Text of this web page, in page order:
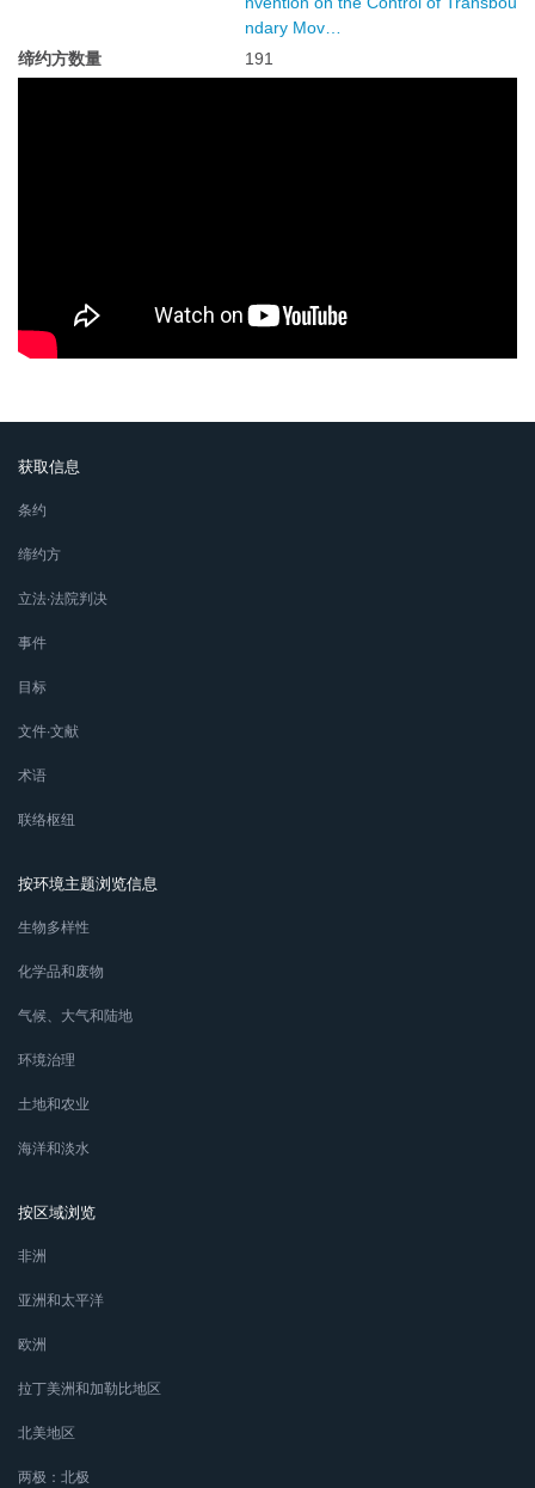
ndary Mov…
缔约方数量
191
获取信息
条约
缔约方
立法∙法院判决
事件
目标
文件∙文献
术语
联络枢纽
按环境主题浏览信息
生物多样性
化学品和废物
气候、大气和陆地
环境治理
土地和农业
海洋和淡水
按区域浏览
非洲
亚洲和太平洋
欧洲
拉丁美洲和加勒比地区
北美地区
两极：北极